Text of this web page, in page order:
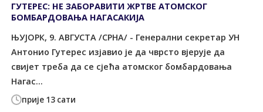
прије 13 сати
ГУТЕРЕС: НЕ ЗАБОРАВИТИ ЖРТВЕ АТОМСКОГ
БОМБАРДОВАЊА НАГАСАКИЈА
ЊУЈОРК, 9. АВГУСТА /СРНА/ - Генерални секретар УН
Антонио Гутeрес изјавио је да чврсто вјерује да
свијет треба да се сјећа атомског бомбардовања
Нагас...